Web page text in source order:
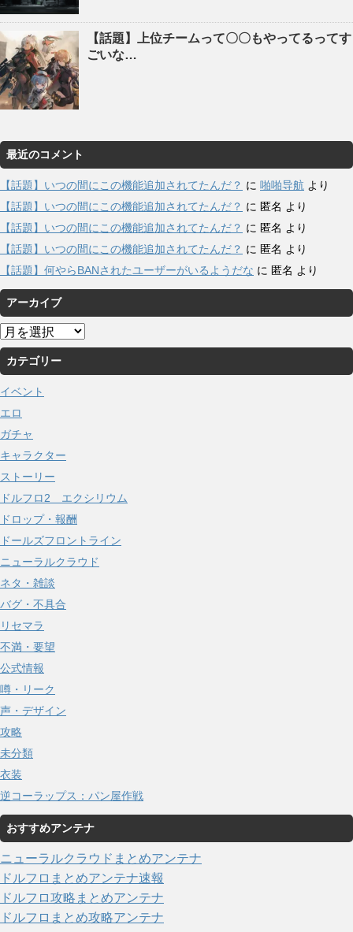
【話題】上位チームって〇〇もやってるってす
ごいな…
最近のコメント
【話題】いつの間にこの機能追加されてたんだ？ に 啪啪导航 より
【話題】いつの間にこの機能追加されてたんだ？ に 匿名 より
【話題】いつの間にこの機能追加されてたんだ？ に 匿名 より
【話題】いつの間にこの機能追加されてたんだ？ に 匿名 より
【話題】何やらBANされたユーザーがいるようだな に 匿名 より
アーカイブ
ア
ー
カ
イ
ブ
カテゴリー
イベント
エロ
ガチャ
キャラクター
ストーリー
ドルフロ2 エクシリウム
ドロップ・報酬
ドールズフロントライン
ニューラルクラウド
ネタ・雑談
バグ・不具合
リセマラ
不満・要望
公式情報
噂・リーク
声・デザイン
攻略
未分類
衣装
逆コーラップス：パン屋作戦
おすすめアンテナ
ニューラルクラウドまとめアンテナ
ドルフロまとめアンテナ速報
ドルフロ攻略まとめアンテナ
ドルフロまとめ攻略アンテナ